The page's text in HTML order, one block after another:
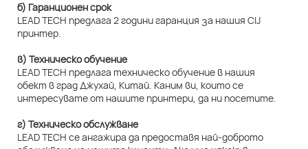
б) Гаранционен срок
LEAD TECH предлага 2 години гаранция за нашия CIJ
принтер.
в) Техническо обучение
LEAD TECH предлага техническо обучение в нашия
обект в град Джухай, Китай. Каним ви, които се
интересувате от нашите принтери, да ни посетите.
г) Техническо обслужване
LEAD TECH се ангажира да предоставя най-доброто